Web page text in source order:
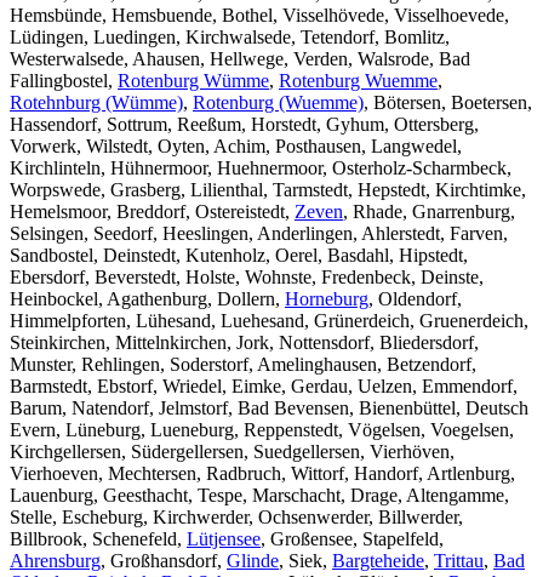
Hemsbünde, Hemsbuende, Bothel, Visselhövede, Visselhoevede,
Lüdingen, Luedingen, Kirchwalsede, Tetendorf, Bomlitz,
Westerwalsede, Ahausen, Hellwege, Verden, Walsrode, Bad
Fallingbostel, Rotenburg Wümme, Rotenburg Wuemme,
Rotehnburg (Wümme), Rotenburg (Wuemme), Bötersen, Boetersen,
Hassendorf, Sottrum, Reeßum, Horstedt, Gyhum, Ottersberg,
Vorwerk, Wilstedt, Oyten, Achim, Posthausen, Langwedel,
Kirchlinteln, Hühnermoor, Huehnermoor, Osterholz-Scharmbeck,
Worpswede, Grasberg, Lilienthal, Tarmstedt, Hepstedt, Kirchtimke,
Hemelsmoor, Breddorf, Ostereistedt, Zeven, Rhade, Gnarrenburg,
Selsingen, Seedorf, Heeslingen, Anderlingen, Ahlerstedt, Farven,
Sandbostel, Deinstedt, Kutenholz, Oerel, Basdahl, Hipstedt,
Ebersdorf, Beverstedt, Holste, Wohnste, Fredenbeck, Deinste,
Heinbockel, Agathenburg, Dollern, Horneburg, Oldendorf,
Himmelpforten, Lühesand, Luehesand, Grünerdeich, Gruenerdeich,
Steinkirchen, Mittelnkirchen, Jork, Nottensdorf, Bliedersdorf,
Munster, Rehlingen, Soderstorf, Amelinghausen, Betzendorf,
Barmstedt, Ebstorf, Wriedel, Eimke, Gerdau, Uelzen, Emmendorf,
Barum, Natendorf, Jelmstorf, Bad Bevensen, Bienenbüttel, Deutsch
Evern, Lüneburg, Lueneburg, Reppenstedt, Vögelsen, Voegelsen,
Kirchgellersen, Südergellersen, Suedgellersen, Vierhöven,
Vierhoeven, Mechtersen, Radbruch, Wittorf, Handorf, Artlenburg,
Lauenburg, Geesthacht, Tespe, Marschacht, Drage, Altengamme,
Stelle, Escheburg, Kirchwerder, Ochsenwerder, Billwerder,
Billbrook, Schenefeld, Lütjensee, Großensee, Stapelfeld,
Ahrensburg, Großhansdorf, Glinde, Siek, Bargteheide, Trittau, Bad